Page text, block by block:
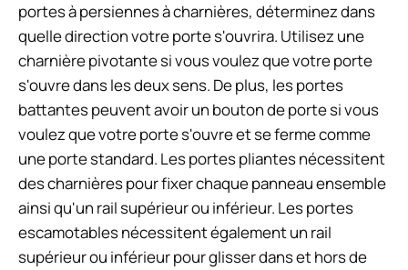
portes à persiennes à charnières, déterminez dans
quelle direction votre porte s'ouvrira. Utilisez une
charnière pivotante si vous voulez que votre porte
s'ouvre dans les deux sens. De plus, les portes
battantes peuvent avoir un bouton de porte si vous
voulez que votre porte s'ouvre et se ferme comme
une porte standard. Les portes pliantes nécessitent
des charnières pour fixer chaque panneau ensemble
ainsi qu'un rail supérieur ou inférieur. Les portes
escamotables nécessitent également un rail
supérieur ou inférieur pour glisser dans et hors de